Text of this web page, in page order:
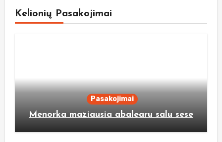
Kelionių Pasakojimai
Pasakojimai
Menorka maziausia abalearu salu sese